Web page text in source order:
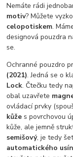
Nemáte rádi
motiv? Můžete
celopotiskem.
designová pouzdra
se.
Ochranné pouzdro
(2021). Jedná se o
Lock. Čtečku tedy
obal uzavřete
ovládací prvky
kůže s povrchovou
kůže, ale jemně
semišový, je tedy
automatického